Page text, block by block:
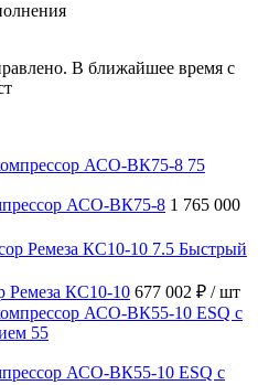
В ближайшее время с
АСО-ВК75-8 1 765 000
Быстрый
Ремеза КС10-10 677 002 ₽ / шт
АСО-ВК55-10 ESQ с